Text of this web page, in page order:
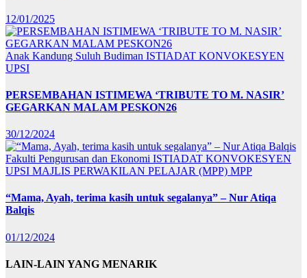
12/01/2025
Anak Kandung Suluh Budiman ISTIADAT KONVOKESYEN
UPSI
PERSEMBAHAN ISTIMEWA ‘TRIBUTE TO M. NASIR’
GEGARKAN MALAM PESKON26
30/12/2024
Fakulti Pengurusan dan Ekonomi ISTIADAT KONVOKESYEN
UPSI MAJLIS PERWAKILAN PELAJAR (MPP) MPP
“Mama, Ayah, terima kasih untuk segalanya” – Nur Atiqa
Balqis
01/12/2024
LAIN-LAIN YANG MENARIK